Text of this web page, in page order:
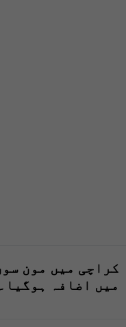
کراچی میں مون
میں اضافہ ہوگیا۔